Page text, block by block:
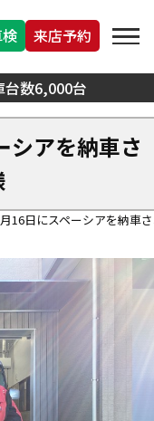
台数6,000台
来店予約
シアを納車さ
16日にスペーシアを納車